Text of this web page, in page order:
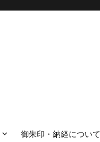
御朱印・納経について